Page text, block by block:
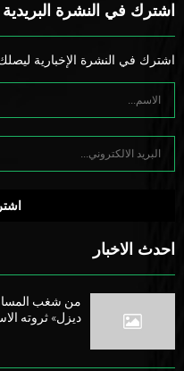
اشترك في النشرة البريدية
اشترك في النشرة الإخبارية ليصلك
احدث الاخبار
من شغب
ديزل» ثروته